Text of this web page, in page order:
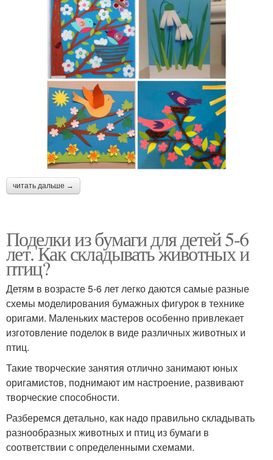
читать дальше →
Поделки из бумаги для детей 5-6
лет. Как складывать животных и
птиц?
Детям в возрасте 5-6 лет легко даются самые разные
схемы моделирования бумажных фигурок в технике
оригами. Маленьких мастеров особенно привлекает
изготовление поделок в виде различных животных и
птиц.
Такие творческие занятия отлично занимают юных
оригамистов, поднимают им настроение, развивают
творческие способности.
Разберемся детально, как надо правильно складывать
разнообразных животных и птиц из бумаги в
соответствии с определенными схемами.